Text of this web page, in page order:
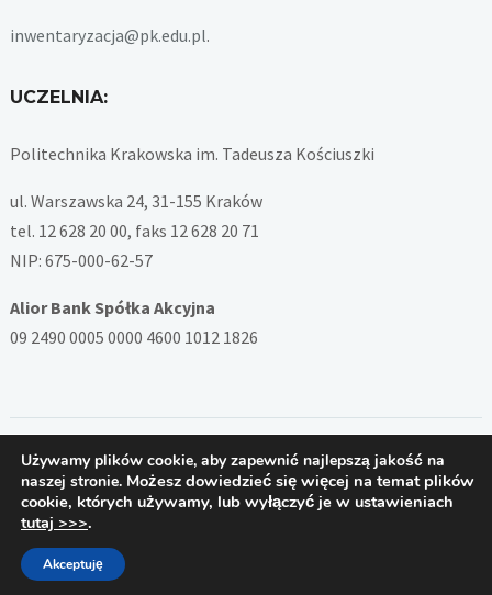
inwentaryzacja@pk.edu.pl.
UCZELNIA:
Politechnika Krakowska im. Tadeusza Kościuszki
ul. Warszawska 24, 31-155 Kraków
tel. 12 628 20 00, faks 12 628 20 71
NIP: 675-000-62-57
Alior Bank Spółka Akcyjna
09 2490 0005 0000 4600 1012 1826
Copyright © 2026 — System ZSD Politechniki Krakowskiej. All
Rights Reserved
Designed by
Używamy plików cookie, aby zapewnić najlepszą jakość na
naszej stronie. Możesz dowiedzieć się więcej na temat plików
cookie, których używamy, lub wyłączyć je w ustawieniach
tutaj >>>.
Akceptuję